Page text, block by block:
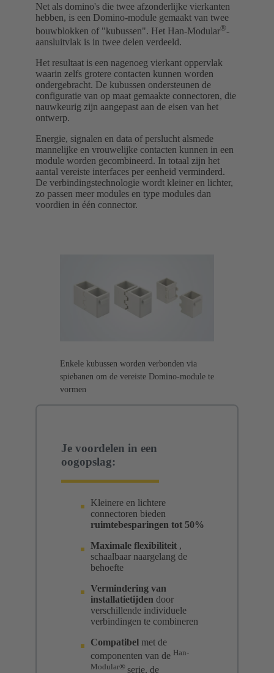
Net als domino's die twee afzonderlijke vierkanten
hebben, is een Domino-module gemaakt van twee
bouwblokken of "kubussen". Het Han-Modular®-
aansluitvlak is in twee delen verdeeld.
Het resultaat is een nagenoeg vierkant oppervlak
waarin zelfs grotere contacten kunnen worden
ondergebracht. De kubussen ondersteunen de
configuratie van op maat gemaakte connectoren, die
nauwkeurig zijn aangepast aan de eisen van het
ontwerp.
Energie, signalen en data of perslucht alsmede
mannelijke en vrouwelijke contacten kunnen in een
module worden gecombineerd. In totaal zijn het
aantal vereiste interfaces per eenheid verminderd.
De verbindingstechnologie wordt kleiner en lichter,
zo passen meer modules en type modules dan
voordien in één connector.
Enkele kubussen worden verbonden via
spiebanen om de vereiste Domino-module te
vormen
Je voordelen in een
oogopslag:
Kleinere en lichtere
connectoren bieden
ruimtebesparingen tot 50%
Maximale flexibiliteit ,
schaalbaar naargelang de
behoefte
Vermindering van
installatietijden door
verschillende individuele
verbindingen te combineren
Compatibel met de
componenten van de Han-
Modular® serie, de